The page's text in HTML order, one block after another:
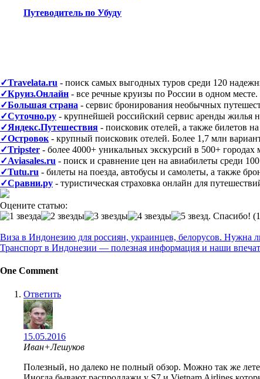
Путеводитель по Убуду
✓Travelata.ru - поиск самых выгодных туров среди 120
✓Круиз.Онлайн - все речные круизы по России в одном
✓Большая страна - сервис бронирования необычных
✓Суточно.ру - крупнейшей российский сервис аренды жилья
✓Яндекс.Путешествия - поисковик отелей, а также билетов
✓Островок - крупный поисковик отелей. Более 1,7 млн
✓Tripster - более 4000+ уникальных экскурсий в 500+
✓Aviasales.ru - поиск и сравнение цен на авиабилеты среди
✓Tutu.ru - билеты на поезда, автобусы и самолеты, а также
✓Сравни.ру - туристическая страховка онлайн для
Оцените статью:
Post
navigation
Виза в Индонезию для россиян, украинцев, белорусов. Нужна
Транспорт в Индонезии — полезная информация и наши
One Comment
Ответить
15.05.2016
Иван+Лешуков
Полезный, но далеко не полный обзор. Можно так же